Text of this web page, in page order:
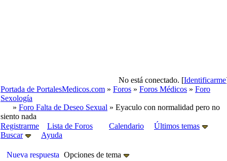
No está conectado. [Identificarme
Portada de PortalesMedicos.com » Foros » Foros Médicos » Foro
Sexología
» Foro Falta de Deseo Sexual » Eyaculo con normalidad pero no
siento nada
Registrarme
Lista de Foros Calendario
Últimos temas
Buscar
Ayuda
Nueva respuesta Opciones de tema